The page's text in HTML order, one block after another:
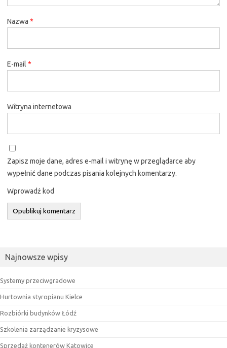
Nazwa *
E-mail *
Witryna internetowa
Zapisz moje dane, adres e-mail i witrynę w przeglądarce aby
wypełnić dane podczas pisania kolejnych komentarzy.
Wprowadź kod
Najnowsze wpisy
Systemy przeciwgradowe
Hurtownia styropianu Kielce
Rozbiórki budynków Łódź
Szkolenia zarządzanie kryzysowe
Sprzedaż kontenerów Katowice